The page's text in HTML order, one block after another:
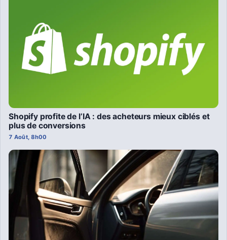
Shopify profite de l’IA : des acheteurs mieux ciblés et
plus de conversions
7 Août, 8h00